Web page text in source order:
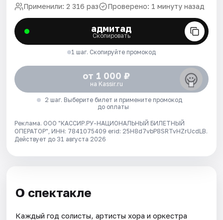
Применили: 2 316 раз Проверено: 1 минуту назад
адмитад
Скопировать
1 шаг. Скопируйте промокод
от 1 000 ₽
на Kassir.ru
2 шаг. Выберите билет и примените промокод
до оплаты
Реклама. ООО "КАССИР.РУ-НАЦИОНАЛЬНЫЙ БИЛЕТНЫЙ
ОПЕРАТОР", ИНН: 7841075409 erid: 25H8d7vbP8SRTvHZrUcdLB.
Действует до 31 августа 2026
О спектакле
Каждый год солисты, артисты хора и оркестра